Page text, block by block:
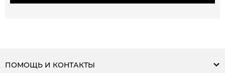
ПОМОЩЬ И КОНТАКТЫ